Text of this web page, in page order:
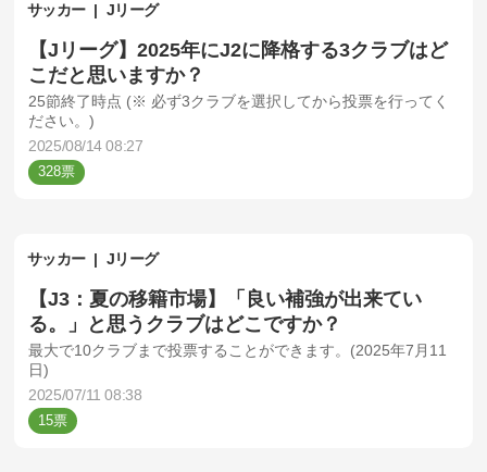
サッカー Jリーグ
【Jリーグ】2025年にJ2に降格する3クラブはど
こだと思いますか？
25節終了時点 (※ 必ず3クラブを選択してから投票を行ってく
ださい。)
2025/08/14 08:27
328
サッカー Jリーグ
【J3：夏の移籍市場】「良い補強が出来てい
る。」と思うクラブはどこですか？
最大で10クラブまで投票することができます。(2025年7月11
日)
2025/07/11 08:38
15